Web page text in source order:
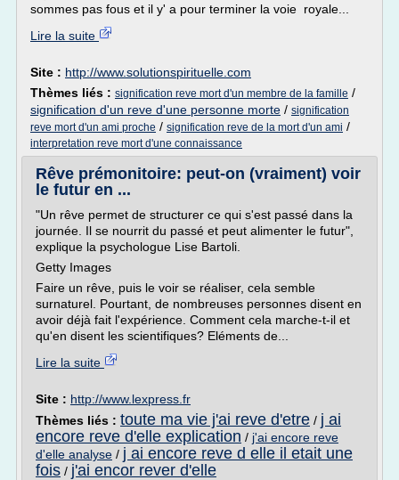
sommes pas fous et il y' a pour terminer la voie royale...
Lire la suite
Site : http://www.solutionspirituelle.com
Thèmes liés : signification reve mort d'un membre de la famille /
signification d'un reve d'une personne morte / signification
reve mort d'un ami proche / signification reve de la mort d'un ami /
interpretation reve mort d'une connaissance
Rêve prémonitoire: peut-on (vraiment) voir
le futur en ...
"Un rêve permet de structurer ce qui s'est passé dans la
journée. Il se nourrit du passé et peut alimenter le futur",
explique la psychologue Lise Bartoli.
Getty Images
Faire un rêve, puis le voir se réaliser, cela semble
surnaturel. Pourtant, de nombreuses personnes disent en
avoir déjà fait l'expérience. Comment cela marche-t-il et
qu'en disent les scientifiques? Eléments de...
Lire la suite
Site : http://www.lexpress.fr
Thèmes liés : toute ma vie j'ai reve d'etre / j ai
encore reve d'elle explication / j'ai encore reve
d'elle analyse / j ai encore reve d elle il etait une
fois / j'ai encor rever d'elle